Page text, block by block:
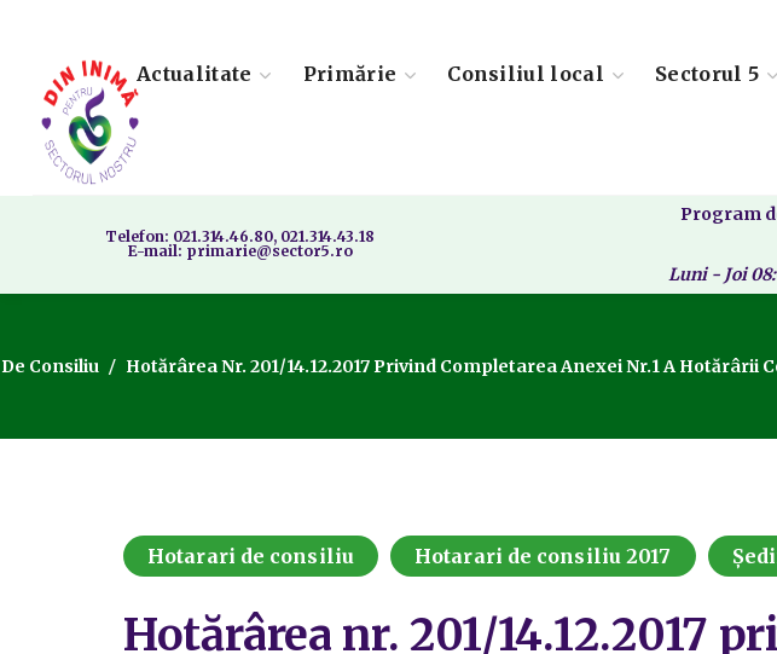
Actualitate Primărie Consiliul local Sectorul 5
Telefon: 021.314.46.80, 021.314.43.18
E-mail: primarie@sector5.ro
Program
Luni - Joi
Consiliu Hotărârea Nr. 201/14.12.2017 Privind Completarea Anexei Nr.1 A
Hotarari de consiliu Hotarari de consiliu 2017
Hotărârea nr. 201/14.12.2017